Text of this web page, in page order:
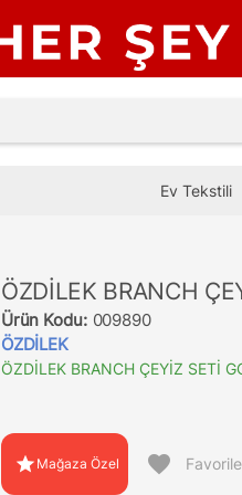
Ev Tekstili
ÖZDİLEK BRANCH
Ürün Kodu: 009890
ÖZDİLEK
ÖZDİLEK BRANCH ÇEYİZ SETİ
star Mağaza Özel favorite